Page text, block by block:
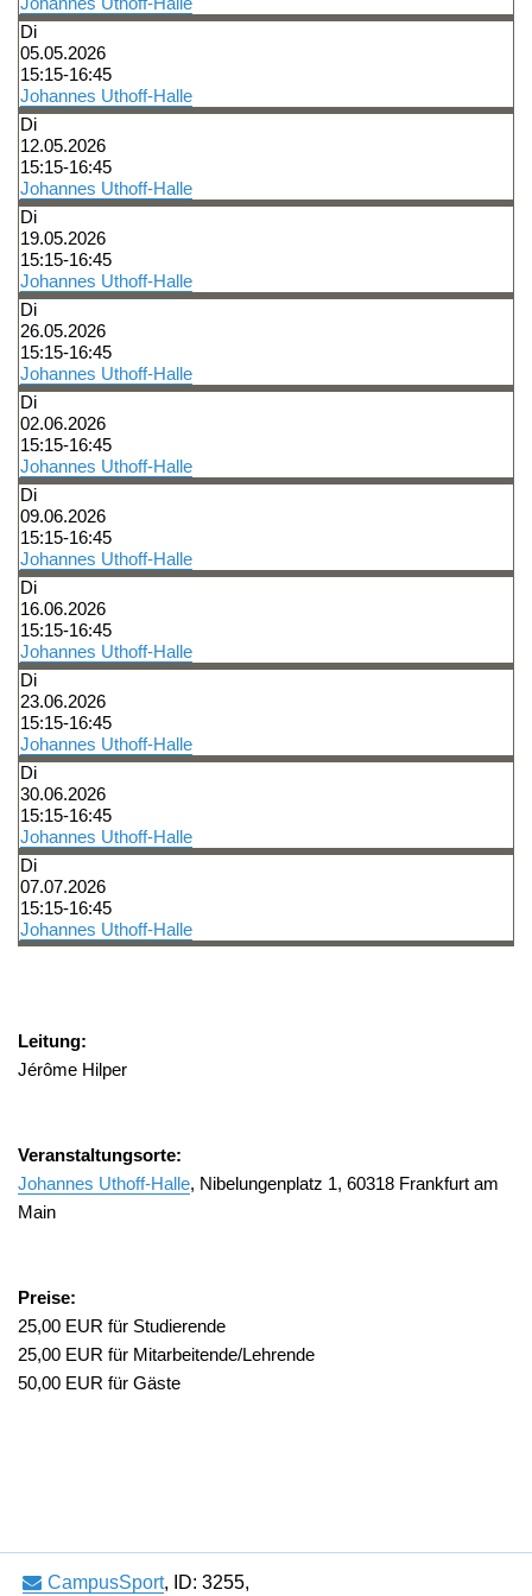
Beratungsangebote
Studienbüro
Feedbackmanagement
Dezernat Internationales
Interdisziplinäres Studium Generale
Campustour
Leben und Studieren in Frankfurt am Main
International Affairs
Über StudyCompass
Semestertermine
Stellenangebote der Frankfurt UAS
Veranstaltungskalender
Hochschulwahlen
Jubiläum
Wir bauen
Di
05.05.2026
15:15-16:45
Johannes Uthoff-Halle
Di
12.05.2026
15:15-16:45
Johannes Uthoff-Halle
Di
19.05.2026
15:15-16:45
Johannes Uthoff-Halle
Di
26.05.2026
15:15-16:45
Johannes Uthoff-Halle
Di
02.06.2026
15:15-16:45
Johannes Uthoff-Halle
Di
09.06.2026
15:15-16:45
Johannes Uthoff-Halle
Di
16.06.2026
15:15-16:45
Johannes Uthoff-Halle
Di
23.06.2026
15:15-16:45
Johannes Uthoff-Halle
Di
30.06.2026
15:15-16:45
Johannes Uthoff-Halle
Di
07.07.2026
15:15-16:45
Johannes Uthoff-Halle
Leitung:
Jérôme Hilper
Veranstaltungsorte:
Johannes Uthoff-Halle, Nibelungenplatz 1, 60318 Frankfurt am
Main
Preise:
25,00 EUR für Studierende
25,00 EUR für Mitarbeitende/Lehrende
50,00 EUR für Gäste
CampusSport, ID: 3255,